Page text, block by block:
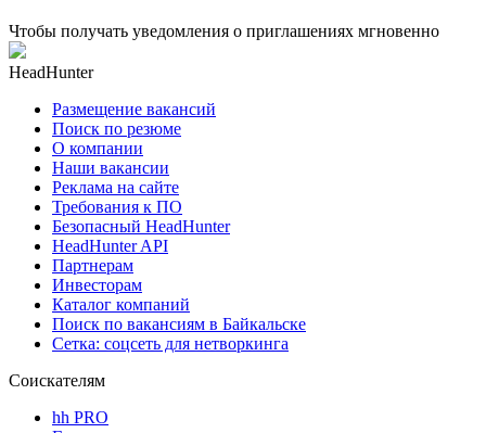
Чтобы получать уведомления о приглашениях мгновенно
HeadHunter
Размещение вакансий
Поиск по резюме
О компании
Наши вакансии
Реклама на сайте
Требования к ПО
Безопасный HeadHunter
HeadHunter API
Партнерам
Инвесторам
Каталог компаний
Поиск по вакансиям в Байкальске
Сетка: соцсеть для нетворкинга
Соискателям
hh PRO